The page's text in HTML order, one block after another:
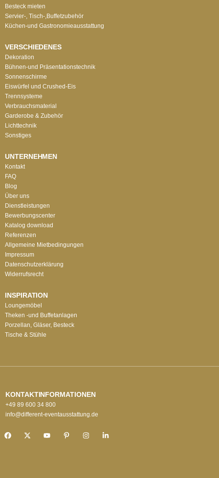
Besteck mieten
Servier-, Tisch-,Buffetzubehör
Küchen-und Gastronomieausstattung
VERSCHIEDENES
Dekoration
Bühnen-und Präsentationstechnik
Sonnenschirme
Eiswürfel und Crushed-Eis
Trennsysteme
Verbrauchsmaterial
Garderobe & Zubehör
Lichttechnik
Sonstiges
UNTERNEHMEN
Kontakt
FAQ
Blog
Über uns
Dienstleistungen
Bewerbungscenter
Katalog download
Referenzen
Allgemeine Mietbedingungen
Impressum
Datenschutzerklärung
Widerrufsrecht
INSPIRATION
Loungemöbel
Theken -und Buffetanlagen
Porzellan, Gläser, Besteck
Tische & Stühle
KONTAKTINFORMATIONEN
+49 89 600 34 800
info@different-eventausstattung.de